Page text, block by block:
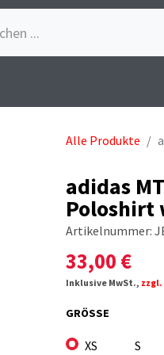
Alle Produkte
adidas
Poloshirt
Artikelnummer:
33,00 €
Inklusive MwSt.,
GRÖSSE
XS S